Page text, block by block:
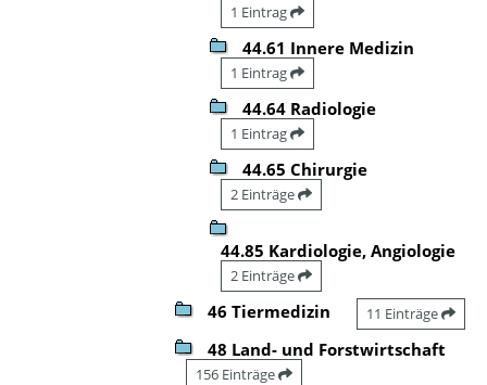
1 Eintrag
44.61 Innere Medizin
1 Eintrag
44.64 Radiologie
1 Eintrag
44.65 Chirurgie
2 Einträge
44.85 Kardiologie, Angiologie
2 Einträge
46 Tiermedizin 11 Einträge
48 Land- und Forstwirtschaft
156 Einträge